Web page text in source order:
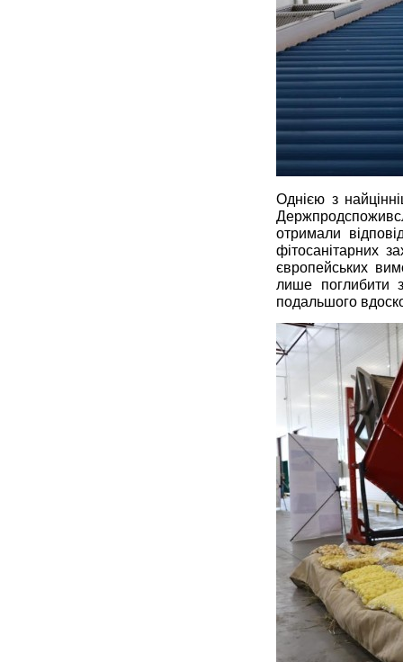
Однією з
отримали
фітосанітарних
європейських
лише поглибити
подальшого